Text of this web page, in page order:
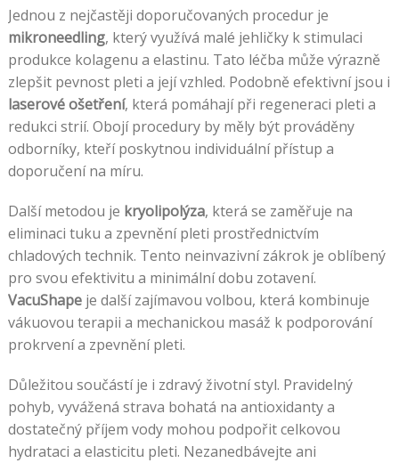
Jednou z nejčastěji doporučovaných procedur je
mikroneedling, který využívá malé jehličky k stimulaci
produkce kolagenu a elastinu. Tato léčba může výrazně
zlepšit pevnost pleti a její vzhled. Podobně efektivní jsou i
laserové ošetření, která pomáhají při regeneraci pleti a
redukci strií. Obojí procedury by měly být prováděny
odborníky, kteří poskytnou individuální přístup a
doporučení na míru.
Další metodou je kryolipolýza, která se zaměřuje na
eliminaci tuku a zpevnění pleti prostřednictvím
chladových technik. Tento neinvazivní zákrok je oblíbený
pro svou efektivitu a minimální dobu zotavení.
VacuShapeje další zajímavou volbou, která kombinuje
vákuovou terapii a mechanickou masáž k podporování
prokrvení a zpevnění pleti.
Důležitou součástí je i zdravý životní styl. Pravidelný
pohyb, vyvážená strava bohatá na antioxidanty a
dostatečný příjem vody mohou podpořit celkovou
hydrataci a elasticitu pleti. Nezanedbávejte ani